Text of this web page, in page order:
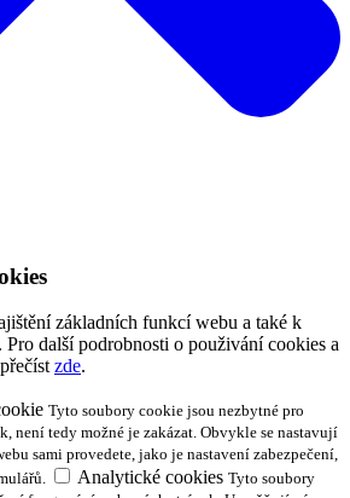
základních funkcí webu a také k
Pro další podrobnosti o použivání cookies a
zde.
Tyto soubory cookie jsou nezbytné pro
není tedy možné je zakázat. Obvykle se nastavují
sami provedete, jako je nastavení zabezpečení,
Analytické cookies Tyto soubory